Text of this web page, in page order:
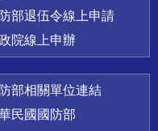
部退伍令線上申請
院線上申辦
部相關單位連結
民國國防部